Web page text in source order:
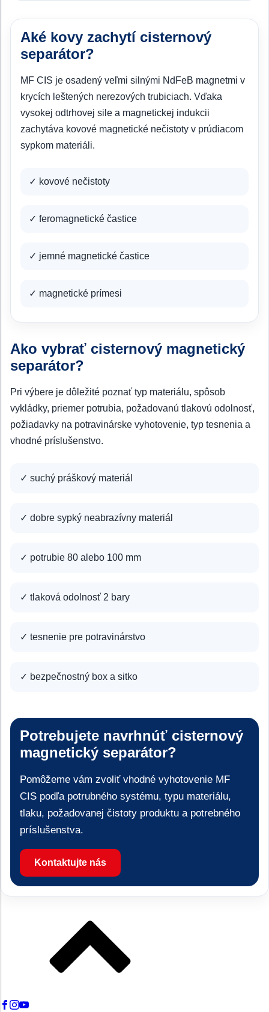
Aké kovy zachytí cisternový
separátor?
MF CIS je osadený veľmi silnými NdFeB magnetmi v
krycích leštených nerezových trubiciach. Vďaka
vysokej odtrhovej sile a magnetickej indukcii
zachytáva kovové magnetické nečistoty v prúdiacom
sypkom materiáli.
✓ kovové nečistoty
✓ feromagnetické častice
✓ jemné magnetické častice
✓ magnetické prímesi
Ako vybrať cisternový magnetický
separátor?
Pri výbere je dôležité poznať typ materiálu, spôsob
vykládky, priemer potrubia, požadovanú tlakovú odolnosť,
požiadavky na potravinárske vyhotovenie, typ tesnenia a
vhodné príslušenstvo.
✓ suchý práškový materiál
✓ dobre sypký neabrazívny materiál
✓ potrubie 80 alebo 100 mm
✓ tlaková odolnosť 2 bary
✓ tesnenie pre potravinárstvo
✓ bezpečnostný box a sitko
Potrebujete navrhnúť cisternový
magnetický separátor?
Pomôžeme vám zvoliť vhodné vyhotovenie MF
CIS podľa potrubného systému, typu materiálu,
tlaku, požadovanej čistoty produktu a potrebného
príslušenstva.
Kontaktujte nás